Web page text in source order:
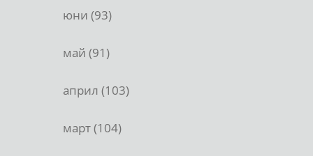
юни (93)
май (91)
април (103)
март (104)